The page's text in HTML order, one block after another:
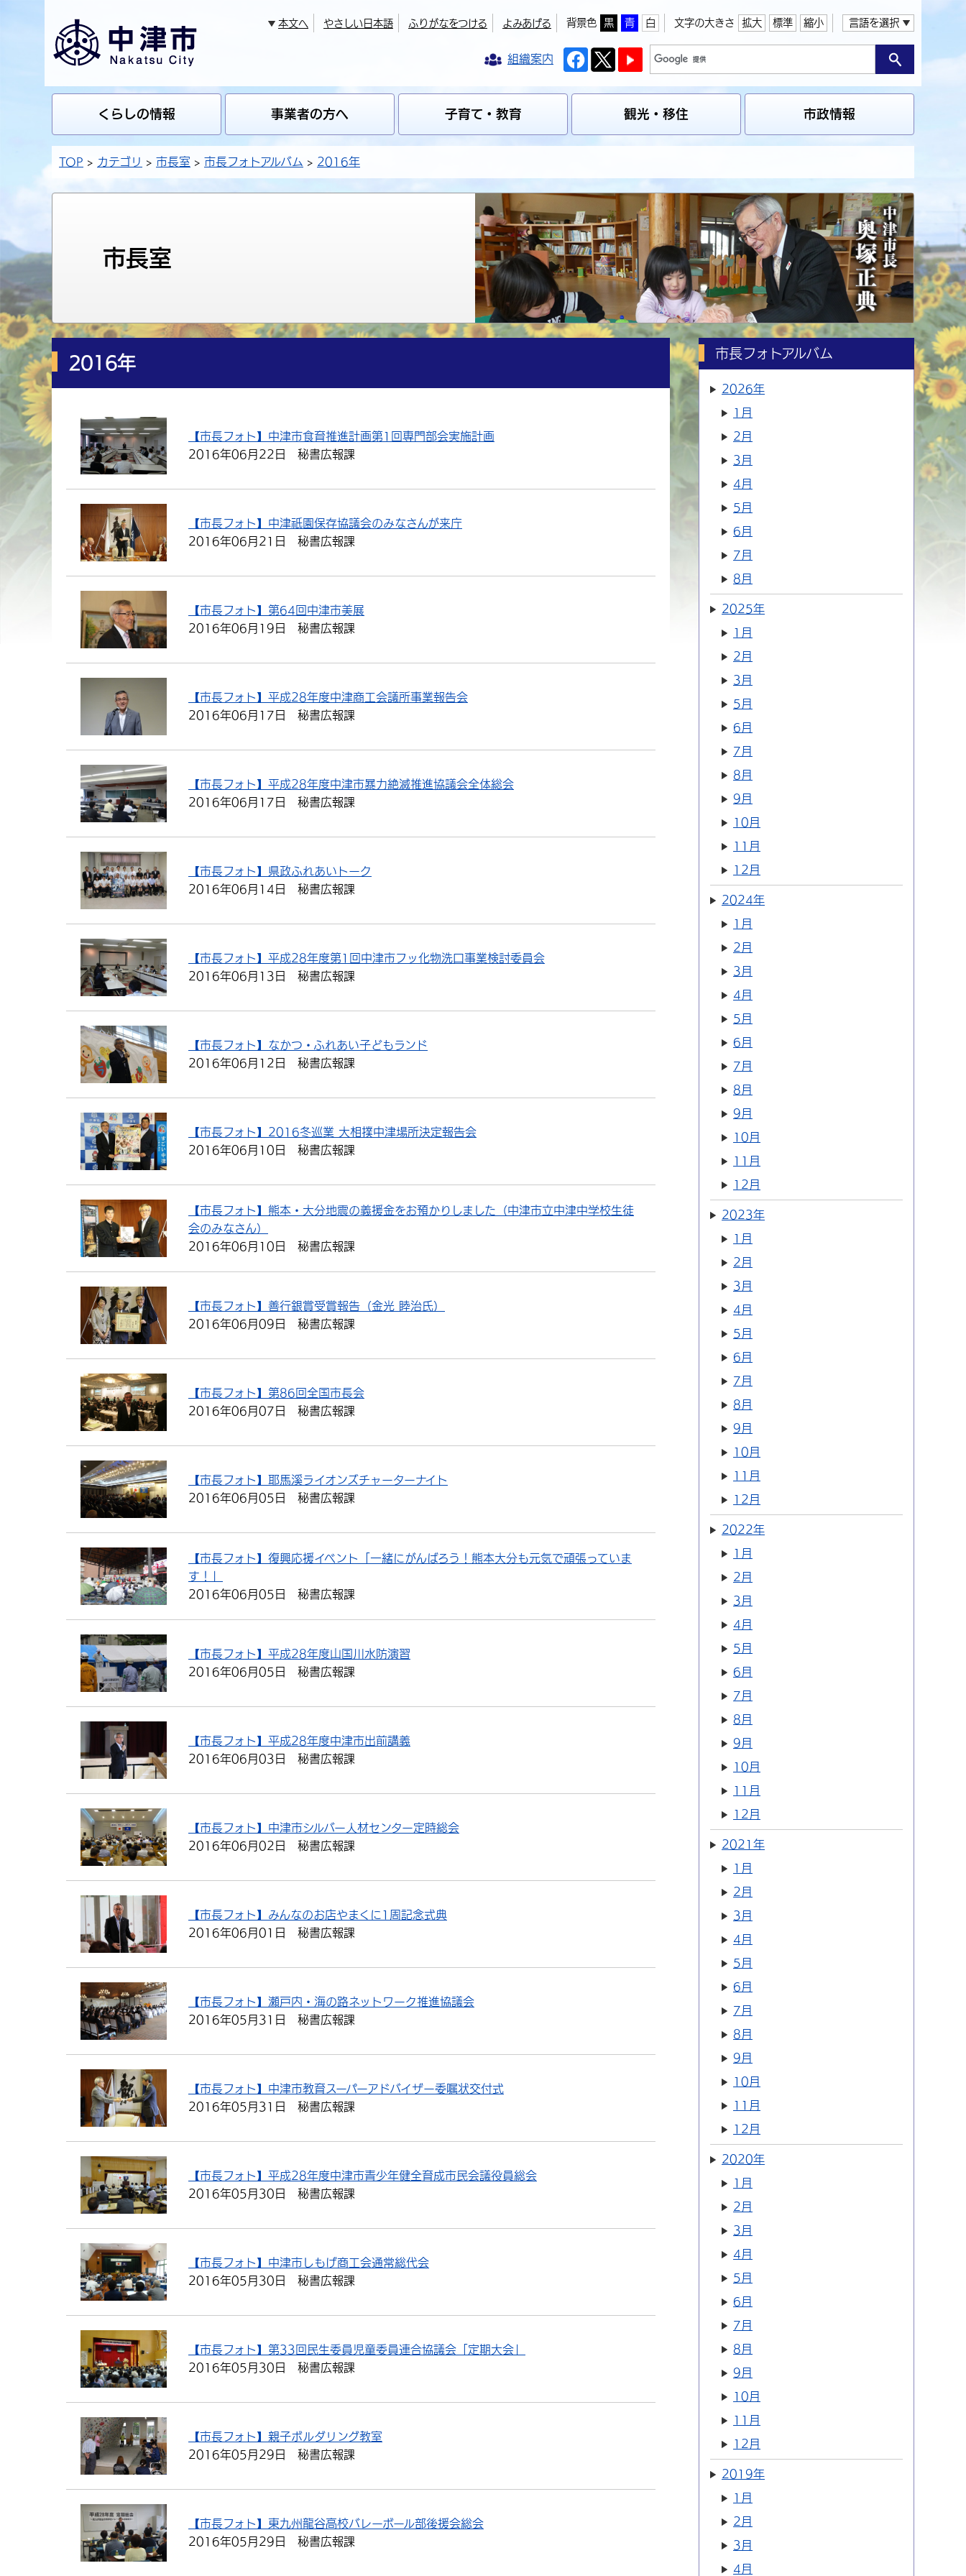
本文へ やさしい日本語 ふりがなをつける よみあげる 背景色 黒 青 白 文字の大きさ 拡大 標準 縮小 言語を選択
組織案内
くらしの情報 事業者の方へ 子育て・教育 観光・移住 市政情報
TOP カテゴリ 市長室 市長フォトアルバム 2016年
市長室
2016年
【市長フォト】中津市食育推進計画第1回専門部会実施計画
2016年06月22日
秘書広報課
【市長フォト】中津祇園保存協議会のみなさんが来庁
2016年06月21日
秘書広報課
【市長フォト】第64回中津市美展
2016年06月19日
秘書広報課
【市長フォト】平成28年度中津商工会議所事業報告会
2016年06月17日
秘書広報課
【市長フォト】平成28年度中津市暴力絶滅推進協議会全体総会
2016年06月17日
秘書広報課
【市長フォト】県政ふれあいトーク
2016年06月14日
秘書広報課
【市長フォト】平成28年度第1回中津市フッ化物洗口事業検討委員会
2016年06月13日
秘書広報課
【市長フォト】なかつ・ふれあい子どもランド
2016年06月12日
秘書広報課
【市長フォト】2016冬巡業 大相撲中津場所決定報告会
2016年06月10日
秘書広報課
【市長フォト】熊本・大分地震の義援金をお預かりしました（中津市立中津中学校生徒
会のみなさん）
2016年06月10日
秘書広報課
【市長フォト】善行銀賞受賞報告（金光 睦治氏）
2016年06月09日
秘書広報課
【市長フォト】第86回全国市長会
2016年06月07日
秘書広報課
【市長フォト】耶馬溪ライオンズチャーターナイト
2016年06月05日
秘書広報課
【市長フォト】復興応援イベント「一緒にがんばろう！熊本大分も元気で頑張っていま
す！」
2016年06月05日
秘書広報課
【市長フォト】平成28年度山国川水防演習
2016年06月05日
秘書広報課
【市長フォト】平成28年度中津市出前講義
2016年06月03日
秘書広報課
【市長フォト】中津市シルバー人材センター定時総会
2016年06月02日
秘書広報課
【市長フォト】みんなのお店やまくに1周記念式典
2016年06月01日
秘書広報課
【市長フォト】瀬戸内・海の路ネットワーク推進協議会
2016年05月31日
秘書広報課
【市長フォト】中津市教育スーパーアドバイザー委嘱状交付式
2016年05月31日
秘書広報課
【市長フォト】平成28年度中津市青少年健全育成市民会議役員総会
2016年05月30日
秘書広報課
【市長フォト】中津市しもげ商工会通常総代会
2016年05月30日
秘書広報課
【市長フォト】第33回民生委員児童委員連合協議会「定期大会」
2016年05月30日
秘書広報課
【市長フォト】親子ボルダリング教室
2016年05月29日
秘書広報課
【市長フォト】東九州龍谷高校バレーボール部後援会総会
2016年05月29日
秘書広報課
市長フォトアルバム
2026年
1月
2月
3月
4月
5月
6月
7月
8月
2025年
1月
2月
3月
5月
6月
7月
8月
9月
10月
11月
12月
2024年
1月
2月
3月
4月
5月
6月
7月
8月
9月
10月
11月
12月
2023年
1月
2月
3月
4月
5月
6月
7月
8月
9月
10月
11月
12月
2022年
1月
2月
3月
4月
5月
6月
7月
8月
9月
10月
11月
12月
2021年
1月
2月
3月
4月
5月
6月
7月
8月
9月
10月
11月
12月
2020年
1月
2月
3月
4月
5月
6月
7月
8月
9月
10月
11月
12月
2019年
1月
2月
3月
4月